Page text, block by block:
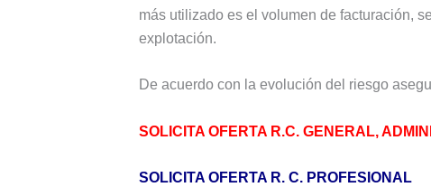
más utilizado es el volumen de facturación,
explotación.
De acuerdo con la evolución del riesgo
SOLICITA OFERTA R.C. GENERAL,
SOLICITA OFERTA R. C. PROFESIONAL